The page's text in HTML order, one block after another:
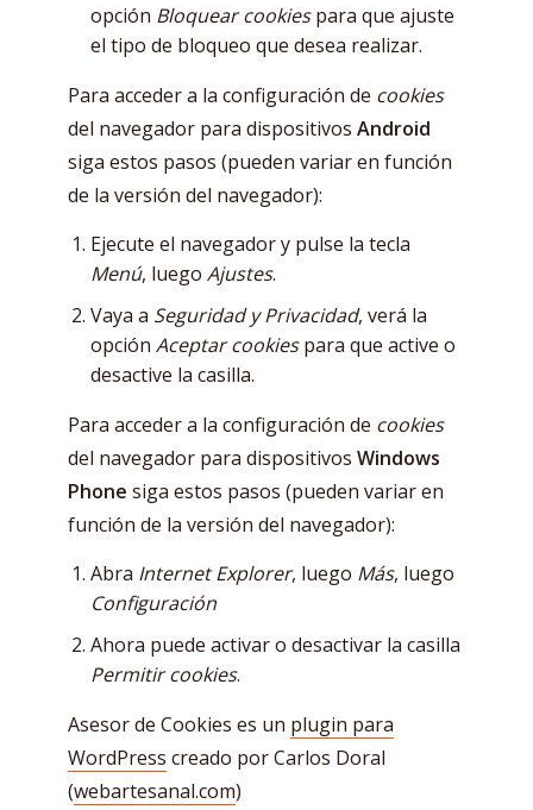
opción Bloquear cookiespara que ajuste
el tipo de bloqueo que desea realizar.
Para acceder a la configuración de cookies
del navegador para dispositivos Android
siga estos pasos (pueden variar en función
de la versión del navegador):
Ejecute el navegador y pulse la tecla
Menú, luego Ajustes.
Vaya a Seguridad y Privacidad, verá la
opción Aceptar cookiespara que active o
desactive la casilla.
Para acceder a la configuración de cookies
del navegador para dispositivos Windows
Phone siga estos pasos (pueden variar en
función de la versión del navegador):
Abra Internet Explorer, luego Más, luego
Configuración
Ahora puede activar o desactivar la casilla
Permitir cookies.
Asesor de Cookies es un plugin para
WordPress creado por Carlos Doral
(webartesanal.com)